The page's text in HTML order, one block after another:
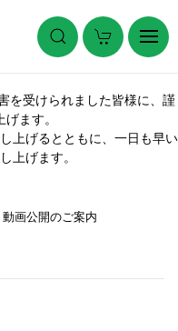
を受けられました皆様に、謹
ます。
上げるとともに、一日も早い
上げます。
画公開のご案内